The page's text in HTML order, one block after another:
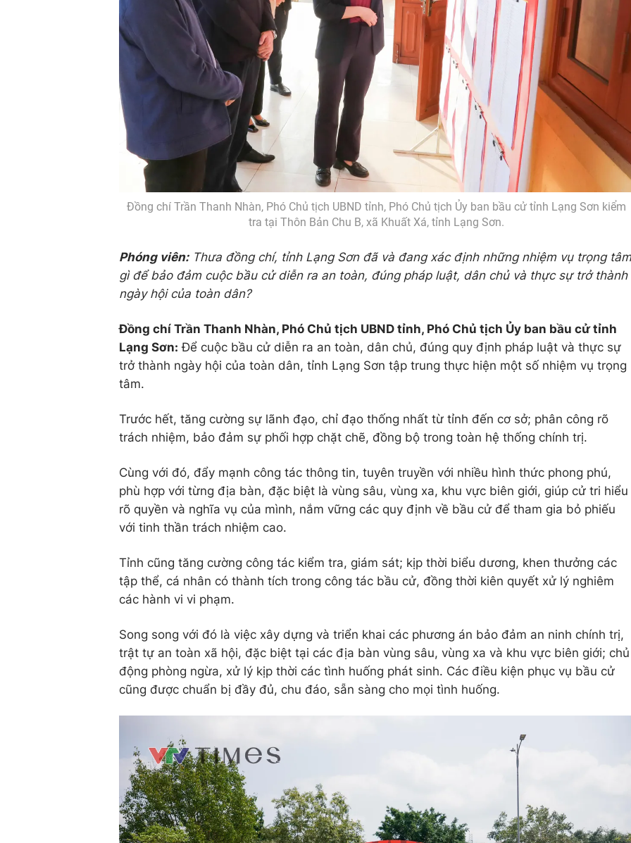
Đồng chí Trần Thanh Nhàn, Phó Chủ tịch UBND tỉnh, Phó Chủ tịch Ủy ban bầu cử tỉnh Lạng Sơn kiểm
tra tại Thôn Bản Chu B, xã Khuất Xá, tỉnh Lạng Sơn.
Phóng viên:Thưa đồng chí, tỉnh Lạng Sơn đã và đang xác định những nhiệm vụ trọng tâm
gì để bảo đảm cuộc bầu cử diễn ra an toàn, đúng pháp luật, dân chủ và thực sự trở thành
ngày hội của toàn dân?
Đồng chí Trần Thanh Nhàn, Phó Chủ tịch UBND tỉnh, Phó Chủ tịch Ủy ban bầu cử tỉnh
Lạng Sơn: Để cuộc bầu cử diễn ra an toàn, dân chủ, đúng quy định pháp luật và thực sự
trở thành ngày hội của toàn dân, tỉnh Lạng Sơn tập trung thực hiện một số nhiệm vụ trọng
tâm.
Trước hết, tăng cường sự lãnh đạo, chỉ đạo thống nhất từ tỉnh đến cơ sở; phân công rõ
trách nhiệm, bảo đảm sự phối hợp chặt chẽ, đồng bộ trong toàn hệ thống chính trị.
Cùng với đó, đẩy mạnh công tác thông tin, tuyên truyền với nhiều hình thức phong phú,
phù hợp với từng địa bàn, đặc biệt là vùng sâu, vùng xa, khu vực biên giới, giúp cử tri hiểu
rõ quyền và nghĩa vụ của mình, nắm vững các quy định về bầu cử để tham gia bỏ phiếu
với tinh thần trách nhiệm cao.
Tỉnh cũng tăng cường công tác kiểm tra, giám sát; kịp thời biểu dương, khen thưởng các
tập thể, cá nhân có thành tích trong công tác bầu cử, đồng thời kiên quyết xử lý nghiêm
các hành vi vi phạm.
Song song với đó là việc xây dựng và triển khai các phương án bảo đảm an ninh chính trị,
trật tự an toàn xã hội, đặc biệt tại các địa bàn vùng sâu, vùng xa và khu vực biên giới; chủ
động phòng ngừa, xử lý kịp thời các tình huống phát sinh. Các điều kiện phục vụ bầu cử
cũng được chuẩn bị đầy đủ, chu đáo, sẵn sàng cho mọi tình huống.